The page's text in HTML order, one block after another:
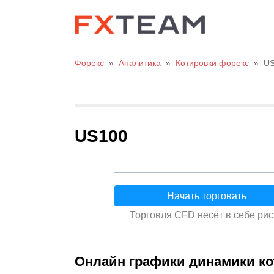
Форекс » Аналитика » Котировки форекс »
US100
Начать торговать
Торговля CFD несёт в себе
Онлайн графики динамики